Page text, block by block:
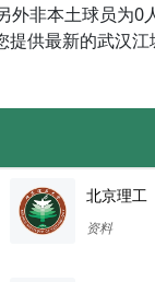
非本土球员为0
供最新的武汉江
北京理工
资料